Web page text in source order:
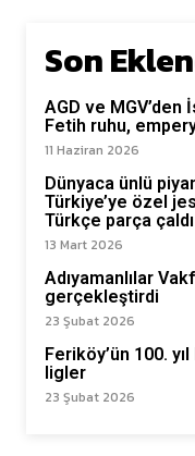
Son
AGD ve
Fetih ruhu,
11 Haziran 2026
Dünyaca ünlü
Türkiye’ye özel
Türkçe parça çaldı
13 Mart 2026
Adıyamanlılar
gerçekleştirdi
23 Şubat 2026
Feriköy’ün 100.
ligler
23 Şubat 2026